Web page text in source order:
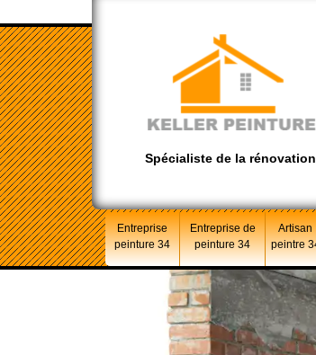
Spécialiste de la rénovation
Entreprise
peinture 34
Entreprise de
peinture 34
Artisan
peintre